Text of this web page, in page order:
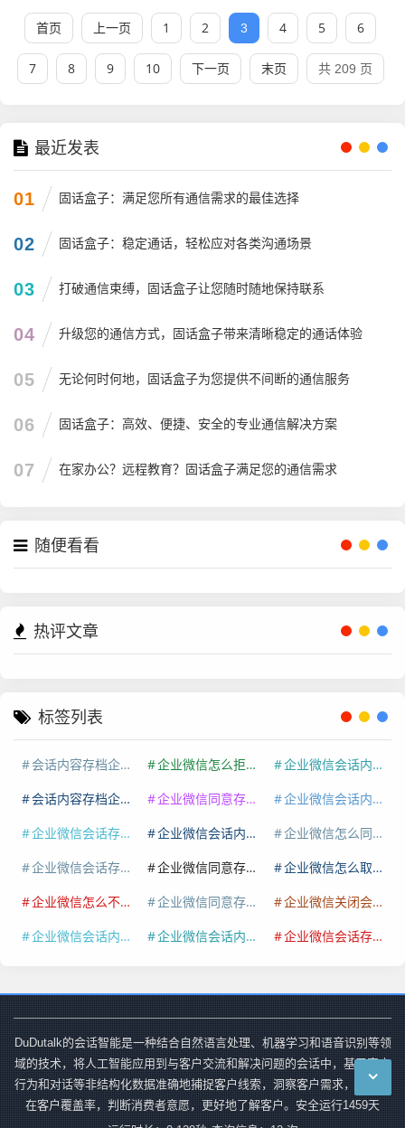
首页 上一页 1 2 3 4 5 6
7 8 9 10 下一页 末页 共 209 页
最近发表
01 固话盒子：满足您所有通信需求的最佳选择
02 固话盒子：稳定通话，轻松应对各类沟通场景
03 打破通信束缚，固话盒子让您随时随地保持联系
04 升级您的通信方式，固话盒子带来清晰稳定的通话体验
05 无论何时何地，固话盒子为您提供不间断的通信服务
06 固话盒子：高效、便捷、安全的专业通信解决方案
07 在家办公？远程教育？固话盒子满足您的通信需求
随便看看
热评文章
标签列表
会话内容存档企业微信 企业微信怎么拒绝存档会话内容
企业微信会话内容存档功能
会话内容存档企业版
企业微信同意存档会话内容怎么删除啊
企业微信会话内容存档
企业微信会话存档
企业微信会话内容存档怎么设置
企业微信怎么同意存档会话内容发送不了
企业微信会话存档免费
企业微信同意存档会话内容怎么删除掉
企业微信怎么取消会话内容存档
企业微信怎么不同意存档会话内容
企业微信同意存档会话内容怎么删除
企业微信关闭会话存档
企业微信会话内容存档开通确认函吗怎么写
企业微信会话内容存档开通费用 企业微信会话存档怎么买
DuDutalk的会话智能是一种结合自然语言处理、机器学习和语音识别等领
域的技术，将人工智能应用到与客户交流和解决问题的会话中，基于客户
行为和对话等非结构化数据准确地捕捉客户线索，洞察客户需求，提高潜
在客户覆盖率，判断消费者意愿，更好地了解客户。安全运行1459天